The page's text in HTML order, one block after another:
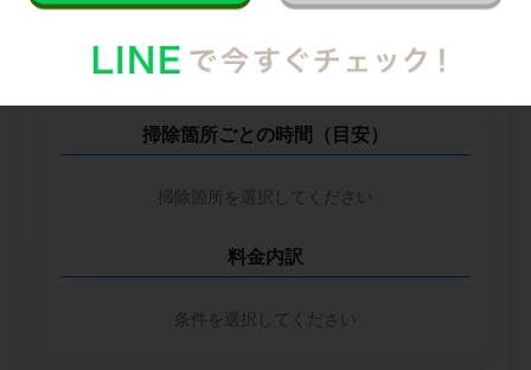
--
※ 2026年2月時点の各社料金から算出
掃除箇所ごとの時間（目安）
掃除箇所を選択してください
料金内訳
条件を選択してください